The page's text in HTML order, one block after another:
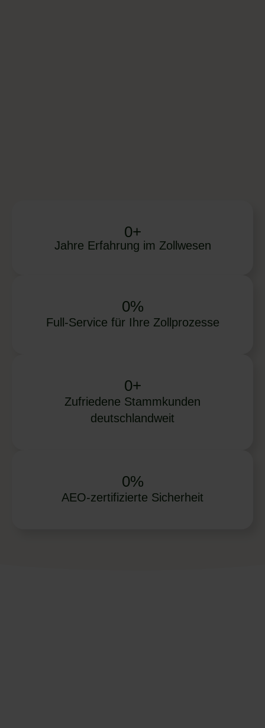
Jahre Erfahrung im Zollwesen
0+
Full-Service für Ihre Zollprozesse
0%
Zufriedene Stammkunden
deutschlandweit
0+
AEO-zertifizierte Sicherheit
0%